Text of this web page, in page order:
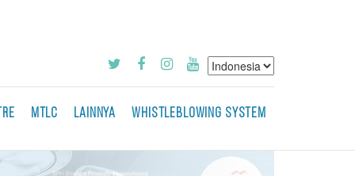
MTLC LAINNYA WHISTLEBLOWING SYSTEM